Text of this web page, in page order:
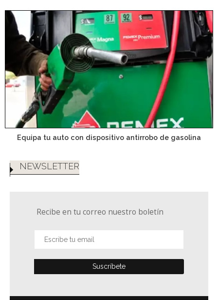
Equipa tu auto con dispositivo antirrobo de gasolina
NEWSLETTER
Recibe en tu correo nuestro boletín